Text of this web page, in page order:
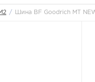
/ Шина BF Goodrich MT